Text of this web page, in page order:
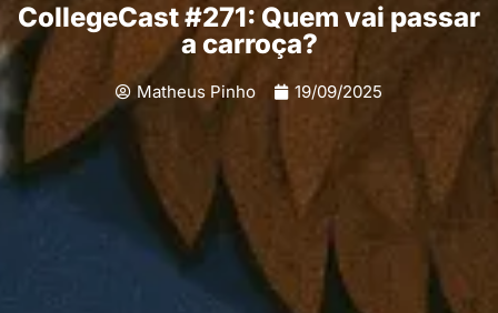
CollegeCast #271: Quem vai passar
a carroça?
Matheus Pinho 19/09/2025